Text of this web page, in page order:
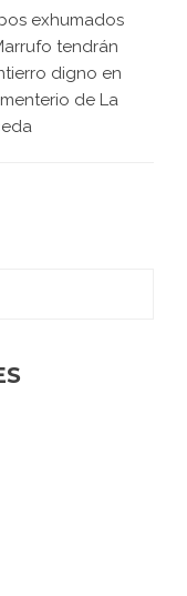
exhumados
tendrán
digno en
de La